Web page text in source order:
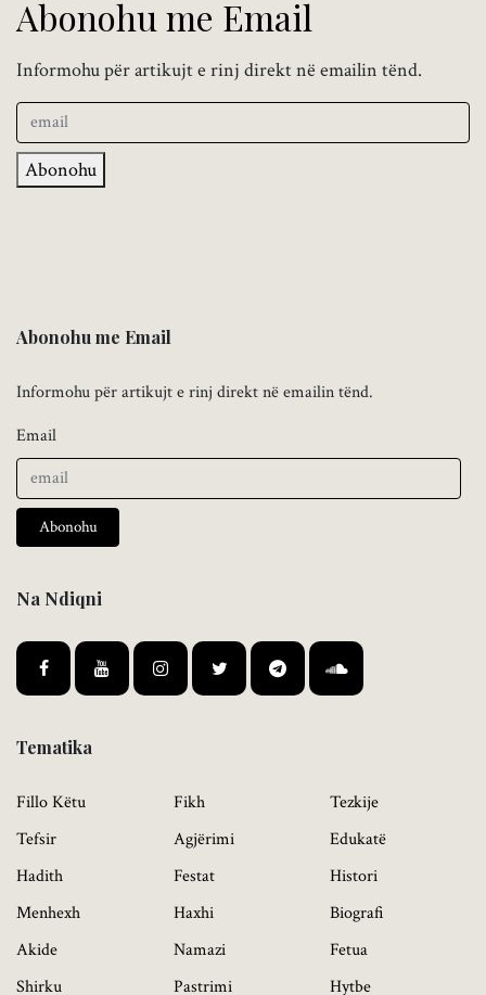
Abonohu me Email
Informohu për artikujt e rinj direkt në emailin tënd.
Abonohu
Abonohu me Email
Informohu për artikujt e rinj direkt në emailin tënd.
Email
Abonohu
Na Ndiqni
Tematika
Fillo Këtu
Tefsir
Hadith
Menhexh
Akide
Shirku
Fikh
Agjërimi
Festat
Haxhi
Namazi
Pastrimi
Tezkije
Edukatë
Histori
Biografi
Fetua
Hytbe